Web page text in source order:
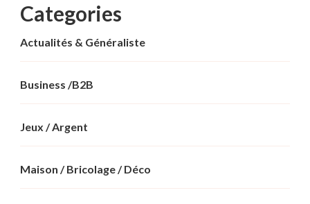
Categories
Actualités & Généraliste
Business /B2B
Jeux / Argent
Maison / Bricolage / Déco